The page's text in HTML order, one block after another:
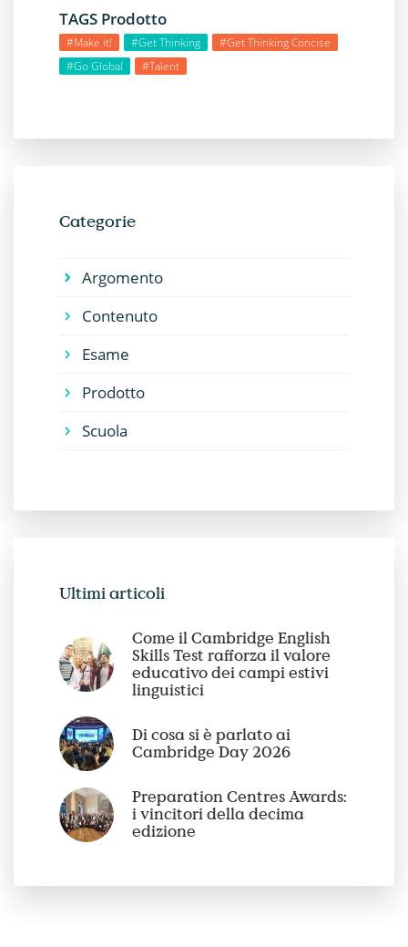
TAGS Prodotto
#Make it! #Get Thinking
#Get Thinking Concise
#Go Global
#Talent
Categorie
Argomento
Contenuto
Esame
Prodotto
Scuola
Ultimi articoli
Come il Cambridge English
Skills Test rafforza il valore
educativo dei campi estivi
linguistici
Di cosa si è parlato ai
Cambridge Day 2026
Preparation Centres Awards:
i vincitori della decima
edizione